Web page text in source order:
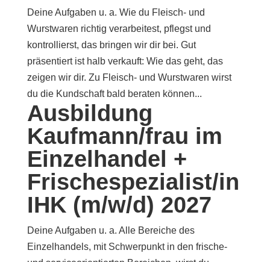
Deine Aufgaben u. a. Wie du Fleisch- und
Wurstwaren richtig verarbeitest, pflegst und
kontrollierst, das bringen wir dir bei. Gut
präsentiert ist halb verkauft: Wie das geht, das
zeigen wir dir. Zu Fleisch- und Wurstwaren wirst
du die Kundschaft bald beraten können...
Ausbildung
Kaufmann/frau im
Einzelhandel +
Frischespezialist/in
IHK (m/w/d) 2027
Deine Aufgaben u. a. Alle Bereiche des
Einzelhandels, mit Schwerpunkt in den frische-